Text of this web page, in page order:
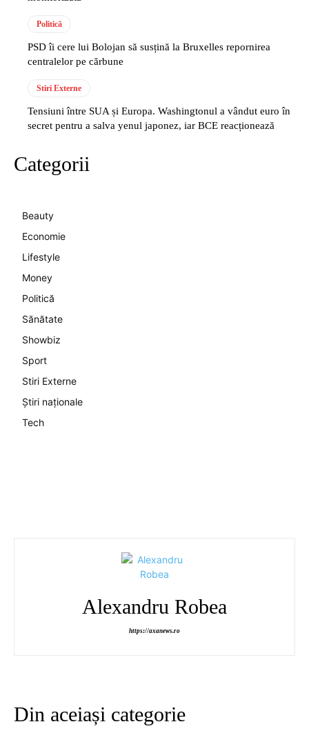
Politică
PSD îi cere lui Bolojan să susțină la Bruxelles repornirea
centralelor pe cărbune
Stiri Externe
Tensiuni între SUA și Europa. Washingtonul a vândut euro în
secret pentru a salva yenul japonez, iar BCE reacționează
Categorii
Beauty
Economie
Lifestyle
Money
Politică
Sănătate
Showbiz
Sport
Stiri Externe
Știri naționale
Tech
Alexandru Robea
https://axanews.ro
Din aceiași categorie